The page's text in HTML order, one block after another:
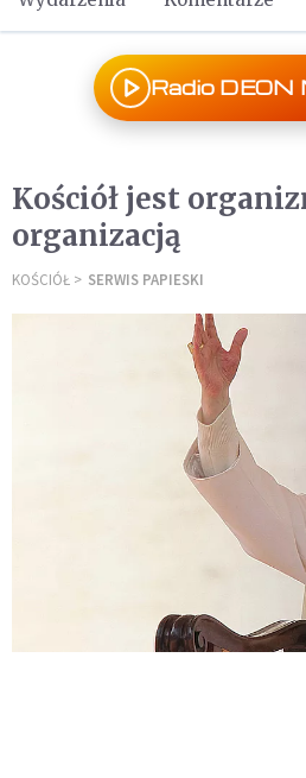
Radio
Kościół jest
organizacją
KOŚCIÓŁ SERWIS PAPIESKI